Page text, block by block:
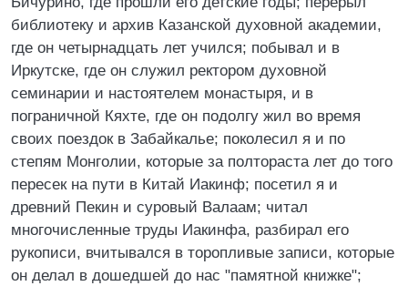
библиотеку и архив Казанской духовной академии,
где он четырнадцать лет учился; побывал и в
Иркутске, где он служил ректором духовной
семинарии и настоятелем монастыря, и в
пограничной Кяхте, где он подолгу жил во время
своих поездок в Забайкалье; поколесил я и по
степям Монголии, которые за полтораста лет до того
пересек на пути в Китай Иакинф; посетил я и
древний Пекин и суровый Валаам; читал
многочисленные труды Иакинфа, разбирал его
рукописи, вчитывался в торопливые записи, которые
он делал в дошедшей до нас "памятной книжке";